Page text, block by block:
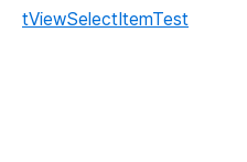
tViewSelectItemTest